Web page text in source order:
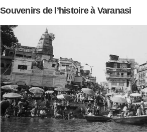
Souvenirs de l’histoire à Varanasi